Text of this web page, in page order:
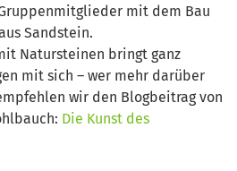
mit dem Bau
Sandstein.
Natursteinen bringt ganz
mit sich – wer mehr darüber
wir den Blogbeitrag von
Die Kunst des